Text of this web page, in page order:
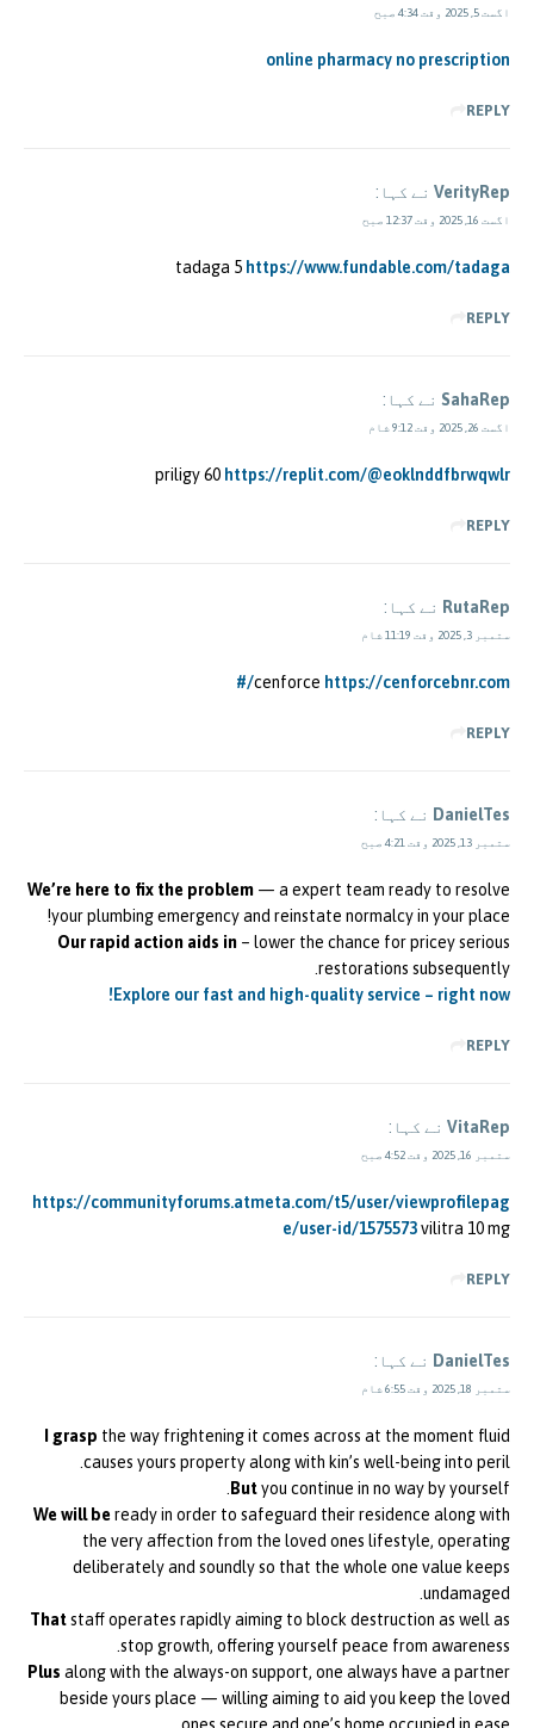
اگست 5, 2025 وقت 4:34 صبح
online pharmacy no prescription
REPLY
VerityRep نے کہا:
اگست 16, 2025 وقت 12:37 صبح
tadaga 5 https://www.fundable.com/tadaga
REPLY
SahaRep نے کہا:
اگست 26, 2025 وقت 9:12 شام
priligy 60 https://replit.com/@eoklnddfbrwqwlr
REPLY
RutaRep نے کہا:
ستمبر 3, 2025 وقت 11:19 شام
cenforce https://cenforcebnr.com/#
REPLY
DanielTes نے کہا:
ستمبر 13, 2025 وقت 4:21 صبح
We’re here to fix the problem — a expert team ready to resolve
your plumbing emergency and reinstate normalcy in your place!
Our rapid action aids in – lower the chance for pricey serious
restorations subsequently.
Explore our fast and high-quality service – right now!
REPLY
VitaRep نے کہا:
ستمبر 16, 2025 وقت 4:52 صبح
https://communityforums.atmeta.com/t5/user/viewprofilepag
e/user-id/1575573vilitra 10 mg
REPLY
DanielTes نے کہا:
ستمبر 18, 2025 وقت 6:55 شام
I grasp the way frightening it comes across at the moment fluid
causes yours property along with kin’s well-being into peril.
Butyou continue in no way by yourself.
We will beready in order to safeguard their residence along with
the very affection from the loved ones lifestyle, operating
deliberately and soundly so that the whole one value keeps
undamaged.
Thatstaff operates rapidly aiming to block destruction as well as
stop growth, offering yourself peace from awareness.
Plus along with the always-on support, one always have a partner
beside yours place — willing aiming to aid you keep the loved